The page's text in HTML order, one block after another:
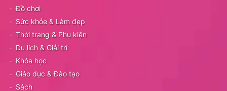
Đồ chơi
Sức khỏe & Làm đẹp
Thời trang & Phụ kiện
Du lịch & Giải trí
Khóa học
Giáo dục & Đào tạo
Sách